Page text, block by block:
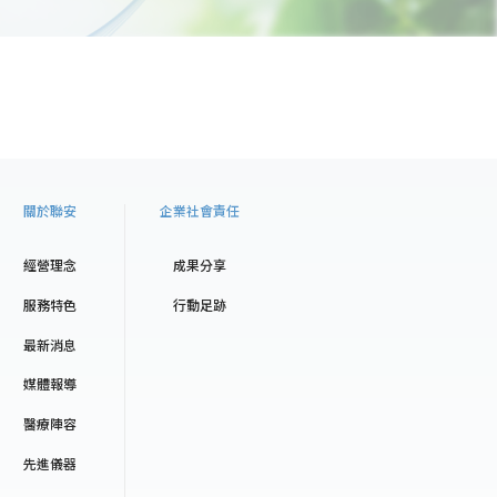
關於聯安
經營理念
服務特色
最新消息
媒體報導
醫療陣容
先進儀器
企業社會責任
成果分享
行動足跡